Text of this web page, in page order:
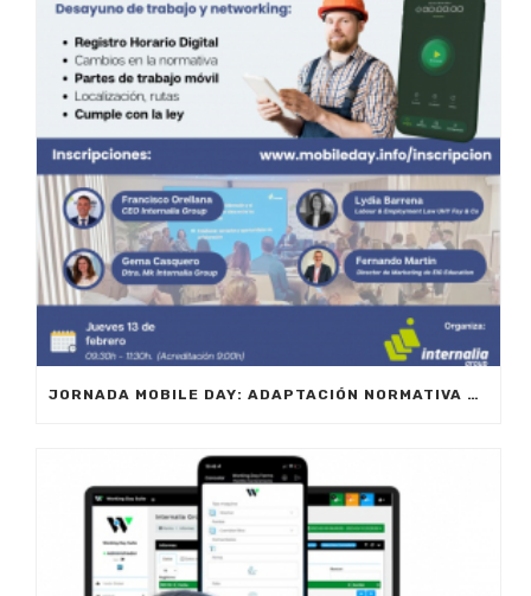
JORNADA MOBILE DAY: ADAPTACIÓN NORMATIVA 2025 – OPTIMIZA LA GESTIÓN DE EQUIPOS EN MOVILIDAD